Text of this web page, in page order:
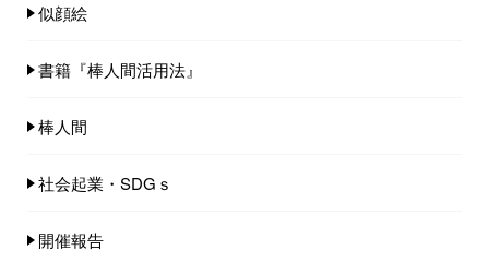
似顔絵
書籍『棒人間活用法』
棒人間
社会起業・SDGｓ
開催報告